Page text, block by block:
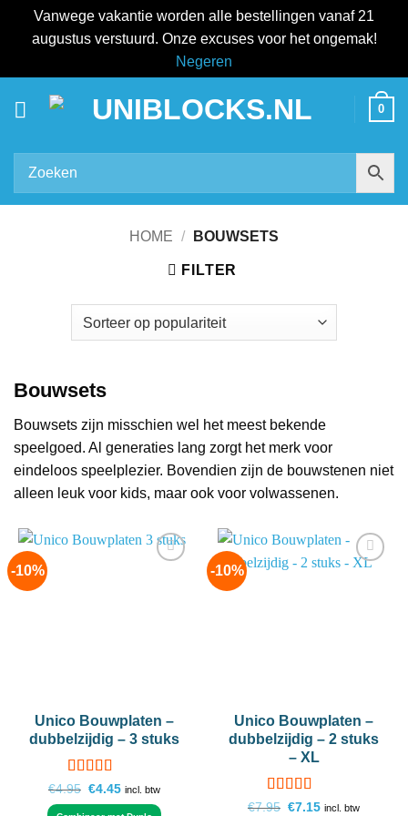
Vanwege vakantie worden alle bestellingen vanaf 21
augustus verstuurd. Onze excuses voor het ongemak!
Negeren
0
HOME / BOUWSETS
FILTER
Bouwsets
Bouwsets zijn misschien wel het meest bekende
speelgoed. Al generaties lang zorgt het merk voor
eindeloos speelplezier. Bovendien zijn de bouwstenen niet
alleen leuk voor kids, maar ook voor volwassenen.
-10%
Unico Bouwplaten –
dubbelzijdig – 3 stuks
Gewaardeerd
5uit 5
€4.95 Oorspronkelijke
€4.45Huidige
is:
incl. btw
-10%
Unico Bouwplaten –
dubbelzijdig – 2 stuks
– XL
Gewaardeerd
€7.95 Oorspronkelijke
€7.15Huidige
incl. btw